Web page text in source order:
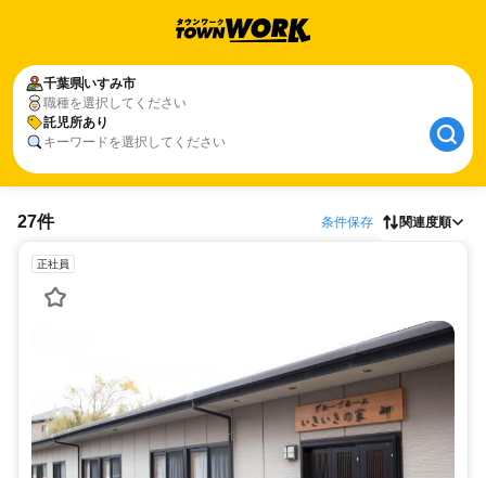
千葉県いすみ市
職種を選択してください
託児所あり
キーワードを選択してください
27件 条件保存 関連度順
正社員